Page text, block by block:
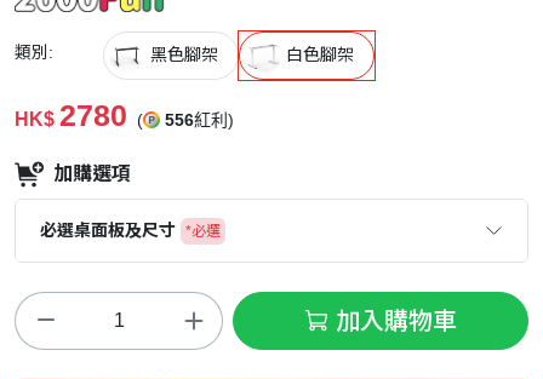
類別: 黑色腳架 白色腳架
HK$ 2780 ( 556紅利)
加購選項
必選桌面板及尺寸 *必選
加入購物車